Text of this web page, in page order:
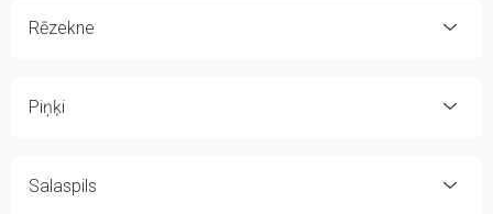
Rēzekne
Piņķi
Salaspils